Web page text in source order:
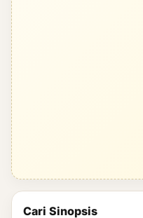
Cari Sinopsis